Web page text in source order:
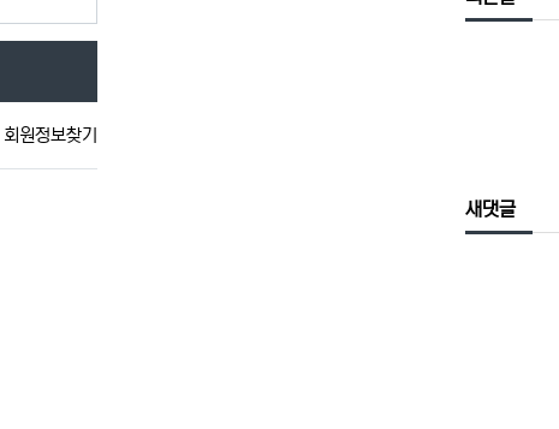
회원정보찾기
새댓글